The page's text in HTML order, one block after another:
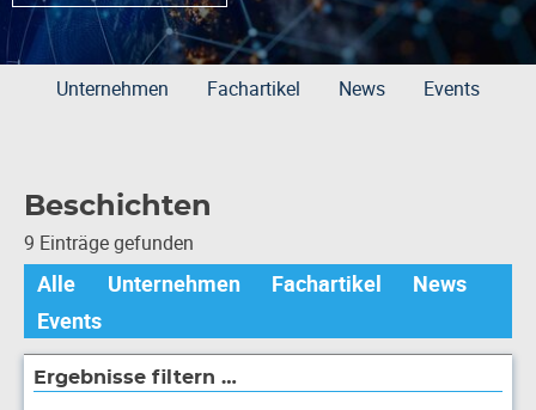
Unternehmen Fachartikel News Events
Beschichten
9 Einträge gefunden
Alle Unternehmen Fachartikel
News
Events
Ergebnisse filtern …